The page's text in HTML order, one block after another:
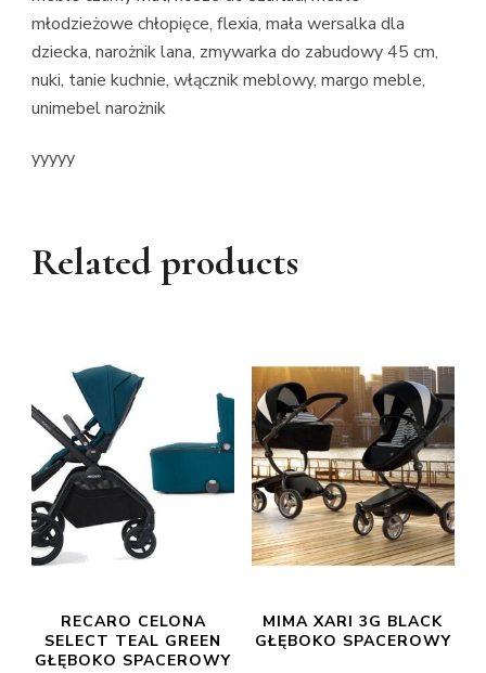
młodzieżowe chłopięce, flexia, mała wersalka dla
dziecka, narożnik lana, zmywarka do zabudowy 45 cm,
nuki, tanie kuchnie, włącznik meblowy, margo meble,
unimebel narożnik
yyyyy
Related products
RECARO CELONA
SELECT TEAL GREEN
GŁĘBOKO SPACEROWY
MIMA XARI 3G BLACK
GŁĘBOKO SPACEROWY